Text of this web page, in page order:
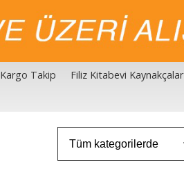
Kargo Takip Filiz Kitabevi Kaynakçalar